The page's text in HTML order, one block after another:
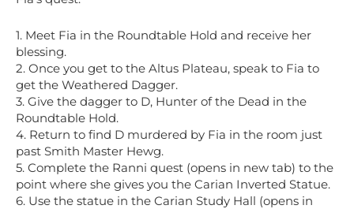
1. Meet Fia in the Roundtable Hold and receive her
blessing.
2. Once you get to the Altus Plateau, speak to Fia to
get the Weathered Dagger.
3. Give the dagger to D, Hunter of the Dead in the
Roundtable Hold.
4. Return to find D murdered by Fia in the room just
past Smith Master Hewg.
5. Complete the Ranni quest (opens in new tab) to the
point where she gives you the Carian Inverted Statue.
6. Use the statue in the Carian Study Hall (opens in